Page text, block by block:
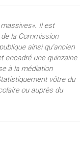
Il est
la Commission
ainsi qu’ancien
encadré une quinzaine
à la médiation
vôtre du
ou auprès du